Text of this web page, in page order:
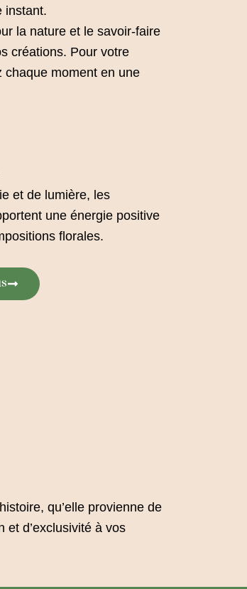
instant.
la nature et le savoir-faire
créations. Pour votre
chaque moment en une
et de lumière, les
une énergie positive
florales.
qu’elle provienne de
et d’exclusivité à vos